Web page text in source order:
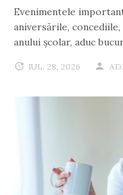
Evenimentele
aniversările,
anului școlar, aduc
IUL. 28, 2026